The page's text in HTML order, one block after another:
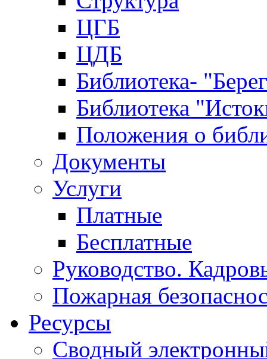
ЦГБ
ЦДБ
Библиотека-
Библиотека
Положения о
Документы
Услуги
Платные
Бесплатные
Руководство.
Пожарная
Ресурсы
Сводный